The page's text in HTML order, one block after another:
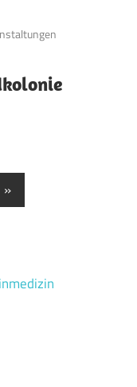
Nächste
Beiträge
»